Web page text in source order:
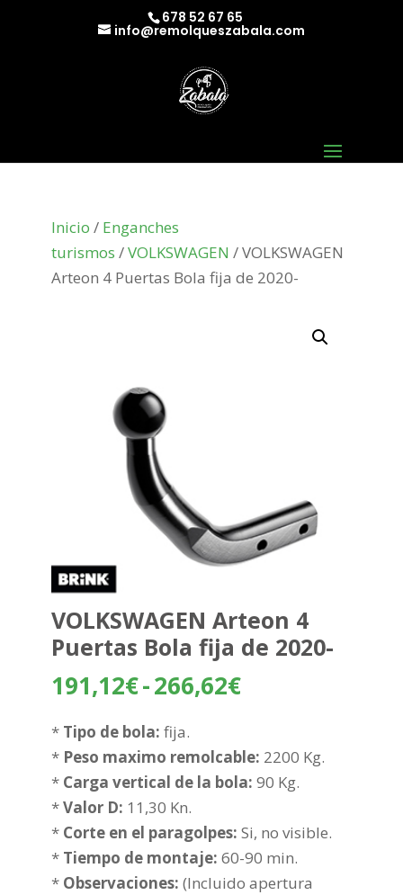
678 52 67 65
info@remolqueszabala.com
Inicio / Enganches
turismos /VOLKSWAGEN / VOLKSWAGEN
Arteon 4 Puertas Bola fija de 2020-
VOLKSWAGEN Arteon 4
Puertas Bola fija de 2020-
191,12€-266,62€Rango
desde
191,12€
266,62€
* Tipo de bola: fija.
* Peso maximo remolcable: 2200 Kg.
* Carga vertical de la bola: 90 Kg.
*Valor D: 11,30 Kn.
* Corte en el paragolpes: Si, no visible.
* Tiempo de montaje: 60-90 min.
* Observaciones: (Incluido apertura